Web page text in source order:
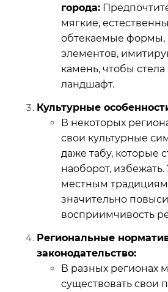
города:
мягкие,
обтекаемые формы,
элементов,
камень, чтобы
ландшафт.
Культурные
В некоторых
свои культурные
даже табу, которые
наоборот,
местным
значительно
восприимчивость
Региональные
законодательство:
В разных регионах
существовать свои